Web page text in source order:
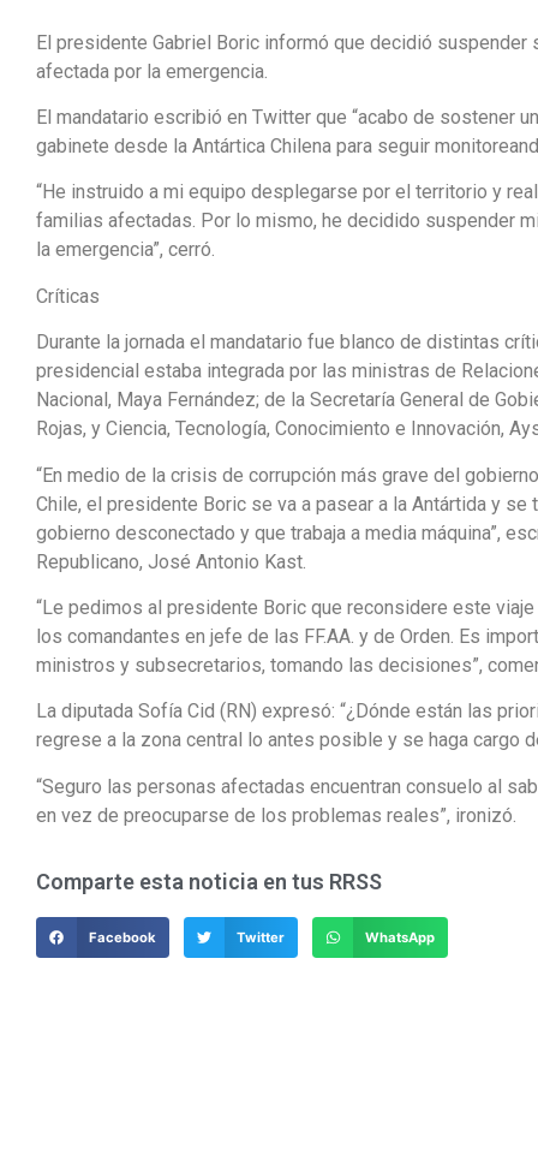
El presidente Gabriel Boric informó que decidió suspender
afectada por la emergencia.
El mandatario escribió en Twitter que “acabo de sostener
gabinete desde la Antártica Chilena para seguir
“He instruido a mi equipo desplegarse por el territorio y
familias afectadas. Por lo mismo, he decidido suspender
la emergencia”, cerró.
Críticas
Durante la jornada el mandatario fue blanco de distintas
presidencial estaba integrada por las ministras de
Nacional, Maya Fernández; de la Secretaría General de
Rojas, y Ciencia, Tecnología, Conocimiento e Innovación,
“En medio de la crisis de corrupción más grave del
Chile, el presidente Boric se va a pasear a la Antártida y se
gobierno desconectado y que trabaja a media máquina”,
Republicano, José Antonio Kast.
“Le pedimos al presidente Boric que reconsidere este
los comandantes en jefe de las FF.AA. y de Orden. Es
ministros y subsecretarios, tomando las decisiones”,
La diputada Sofía Cid (RN) expresó: “¿Dónde están las
regrese a la zona central lo antes posible y se haga cargo
“Seguro las personas afectadas encuentran consuelo al
en vez de preocuparse de los problemas reales”, ironizó.
Comparte esta noticia en tus RRSS
Facebook Twitter WhatsApp